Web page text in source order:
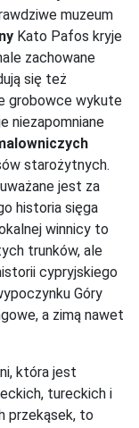
muzeum
Kato Pafos kryje
zachowane
się też
grobowce wykute
niezapomniane
starożytnych.
jest za
historia sięga
winnicy to
trunków, ale
cypryjskiego
Góry
a zimą nawet
która jest
tureckich i
przekąsek, to